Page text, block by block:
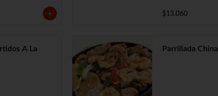
$13.060
A La
Parrillada China